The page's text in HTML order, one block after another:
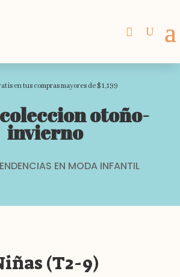
en tus compras mayores de $1,199
otoño-
invierno
EN MODA INFANTIL
(T2-9)